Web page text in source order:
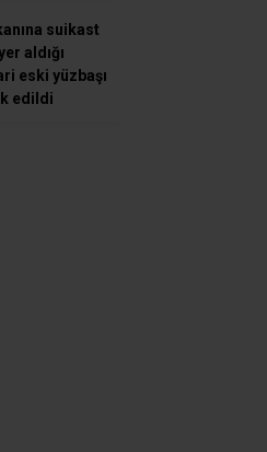
suikast
aldığı
eski yüzbaşı
edildi